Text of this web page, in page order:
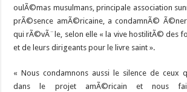
oulÃ©mas musulmans, principale association
prÃ©sence amÃ©ricaine, a condamnÃ©
qui rÃ©vÃ¨le, selon elle « la vive hostilitÃ© des
et de leurs dirigeants pour le livre saint ».
« Nous condamnons aussi le silence de ceux
dans le projet amÃ©ricain et nous